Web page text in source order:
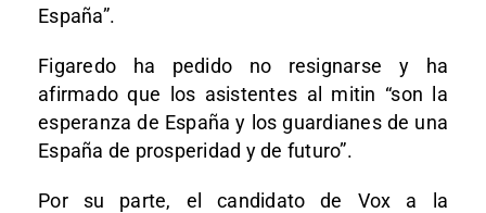
España”.
Figaredo ha pedido no resignarse y ha
afirmado que los asistentes al mitin “son la
esperanza de España y los guardianes de una
España de prosperidad y de futuro”.
Por su parte, el candidato de Vox a la